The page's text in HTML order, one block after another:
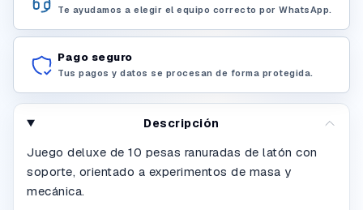
Te ayudamos a elegir el equipo correcto por WhatsApp.
Pago seguro
Tus pagos y datos se procesan de forma protegida.
Descripción
Juego deluxe de 10 pesas ranuradas de latón con
soporte, orientado a experimentos de masa y
mecánica.